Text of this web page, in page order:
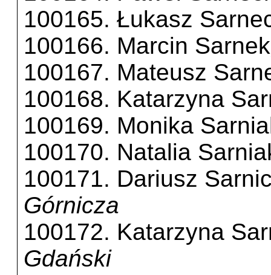
100165. Łukasz
100166. Marcin Sarnek
100167. Mateusz
100168. Katarzyna
100169. Monika
100170. Natalia
100171. Dariusz
Górnicza
100172. Katarzyna
Gdański